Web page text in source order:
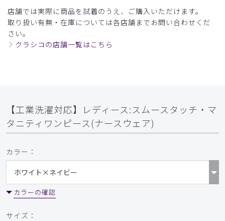
店舗では実際に商品を試着のうえ、ご購入いただけます。
取り扱い有無・在庫については各店舗までお問い合わせくだ
さい。
クラシコの店舗一覧はこちら
【工業洗濯対応】レディース:スムースタッチ・マ
タニティワンピース(ナースウェア)
カラー：
カラーの確認
サイズ：